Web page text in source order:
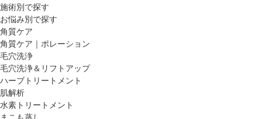
施術別で探す
お悩み別で探す
角質ケア
角質ケア｜ポレーション
毛穴洗浄
毛穴洗浄＆リフトアップ
ハーブトリートメント
肌解析
水素トリートメント